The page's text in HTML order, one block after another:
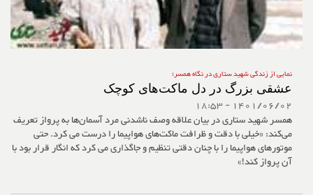
نمایی از زندگی شهید ستاری در نگاه همسر؛
عشقی بزرگ در دل ماکت‌های کوچک
1401/06/02 - 18:53
همسر شهید ستاری در بیان علاقه وصف ناشدنی مرد آسمان‌ها به پرواز تعریف
می‌کند: «خیلی با دقت و ظرافت ماکت‌های هواپیما را درست می کرد. حتی
موتورهای هواپیما را با چنان دقتی تنظیم و جاگذاری می کرد که انگار قرار بود با
آن پرواز کند!»